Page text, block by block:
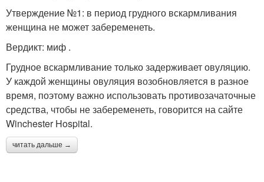
Утверждение №1: в период грудного вскармливания
женщина не может забеременеть.
Вердикт: миф .
Грудное вскармливание только задерживает овуляцию.
У каждой женщины овуляция возобновляется в разное
время, поэтому важно использовать противозачаточные
средства, чтобы не забеременеть, говорится на сайте
Winchester Hospital.
читать дальше →